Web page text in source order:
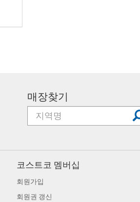
매장찾기
코스트코 멤버십
회원가입
회원권 갱신